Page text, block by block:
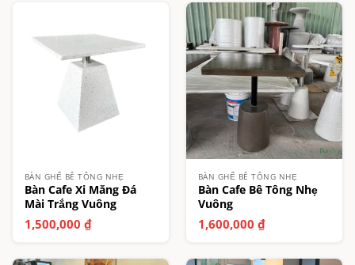
BÀN GHẾ BÊ TÔNG NHẸ
Bàn Cafe Xi Măng Đá
Mài Trắng Vuông
1,500,000 ₫
BÀN GHẾ BÊ TÔNG NHẸ
Bàn Cafe Bê Tông Nhẹ
Vuông
1,600,000 ₫